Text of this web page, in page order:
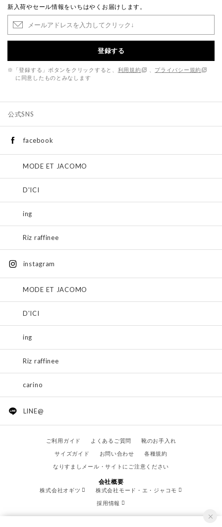
新入荷やセール情報をいちはやくお届けします。
登録する
※「登録する」ボタンをクリックすると、 利用規約
プライバシー規約
に同意したものとみなします
公式SNS
facebook
MODE ET JACOMO
D'ICI
ing
Riz raffinee
instagram
MODE ET JACOMO
D'ICI
ing
Riz raffinee
carino
LINE@
ご利用ガイド よくあるご質問
靴のお手入れ
サイズガイド
お問い合わせ
各種規約
なりすましメール・サイトにご注意ください
会社概要
株式会社オギツ
株式会社モード・エ・ジャコモ
採用情報